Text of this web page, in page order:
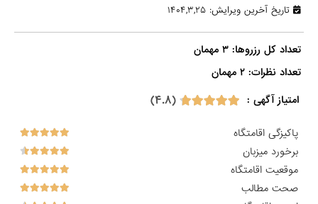
تاریخ آخرین ویرایش: ۱۴۰۴,۳,۲۵
تعداد کل رزروها: ۳ مهمان
تعداد نظرات: ۲ مهمان
امتیاز آگهی :
(۴.۸)
پاکیزگی اقامتگاه
برخورد میزبان
موقعیت اقامتگاه
صحت مطالب